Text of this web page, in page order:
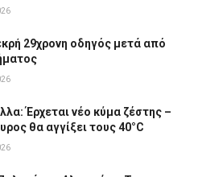
29χρονη οδηγός μετά από
Έρχεται νέο κύμα ζέστης –
θα αγγίξει τους 40°C